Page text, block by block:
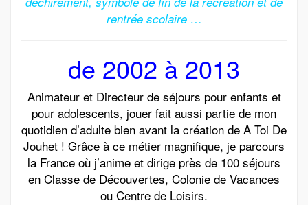
rentrée scolaire …
de 2002 à 2013
Animateur et Directeur de séjours pour enfants et
pour adolescents, jouer fait aussi partie de mon
quotidien d’adulte bien avant la création de A Toi De
Jouhet ! Grâce à ce métier magnifique, je parcours
la France où j’anime et dirige près de 100 séjours
en Classe de Découvertes, Colonie de Vacances
ou Centre de Loisirs.